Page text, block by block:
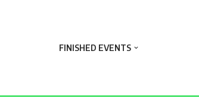
FINISHED EVENTS